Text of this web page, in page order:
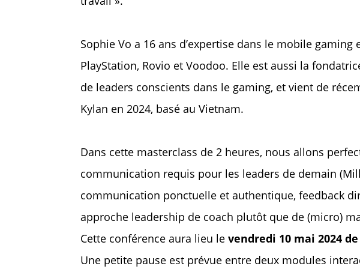
Sophie Vo a 16 ans d’expertise dans le mobile
PlayStation, Rovio et Voodoo. Elle est aussi la
de leaders conscients dans le gaming, et vient de
Kylan en 2024, basé au Vietnam.
Dans cette masterclass de 2 heures, nous allons
communication requis pour les leaders de demain
communication ponctuelle et authentique, feedback
approche leadership de coach plutôt que de (micro)
Cette conférence aura lieu levendredi 10 mai 2024
Une petite pause est prévue entre deux modules